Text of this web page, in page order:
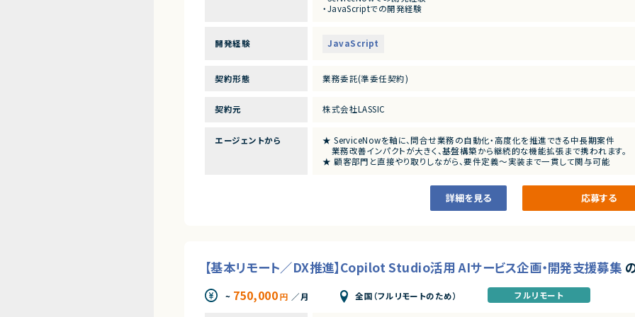
・問合せ管理、FAQ検索、業務フロー自動化機能の実装
※リーダーポジションの場合
・開発メンバーの進捗管理
・成果物レビュー、品質管理
・JavaScriptでの開発経験
・顧客折衝、要件定義の経験
・メンバーまたはチームの進捗管理、レビュー経験
＜尚可スキル＞
・生成AI活用経験（Copilot、ChatGPT等）
（プロンプト設計、RAG、FAQ検索、ナレッジ活用など）
開発経験 JavaScript
契約形態 業務委託(準委任契約)
契約元 株式会社LASSIC
エージェントから
★ ServiceNowを軸に、問合せ業務の自動化・高度化を推進できる中長期案件
業務改善インパクトが大きく、基盤構築から継続的な機能拡張まで携われます。
★ 顧客部門と直接やり取りしながら、要件定義〜実装まで一貫して関与可能
★ 生成AI／LLM活用にも挑戦できる成長環境
FAQ検索やナレッジ活用など、Copilot・ChatGPT等を取り入れた先進的な取り組
詳細を見る 応募する
【基本リモート／DX推進】Copilot Studio活用 AIサービス企画・開発支援募集
~ 750,000円 ／月 全国（フルリモートのため） フルリモート